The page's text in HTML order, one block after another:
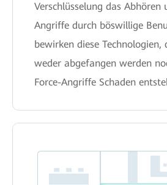
Verschlüsselung das Abhören
Angriffe durch böswillige
bewirken diese Technologien,
weder abgefangen werden
Force-Angriffe Schaden